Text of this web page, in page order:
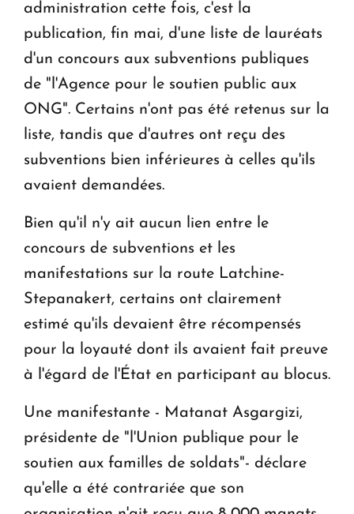
administration cette fois, c'est la
publication, fin mai, d'une liste de lauréats
d'un concours aux subventions publiques
de "l'Agence pour le soutien public aux
ONG". Certains n'ont pas été retenus sur la
liste, tandis que d'autres ont reçu des
subventions bien inférieures à celles qu'ils
avaient demandées.
Bien qu'il n'y ait aucun lien entre le
concours de subventions et les
manifestations sur la route Latchine-
Stepanakert, certains ont clairement
estimé qu'ils devaient être récompensés
pour la loyauté dont ils avaient fait preuve
à l'égard de l'État en participant au blocus.
Une manifestante - Matanat Asgargizi,
présidente de "l'Union publique pour le
soutien aux familles de soldats"- déclare
qu'elle a été contrariée que son